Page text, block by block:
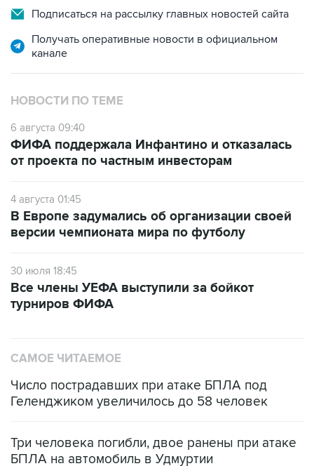
Подписаться на рассылку главных новостей сайта
Получать оперативные новости в официальном
канале
НОВОСТИ ПО ТЕМЕ
6 августа 09:40
ФИФА поддержала Инфантино и отказалась
от проекта по частным инвесторам
4 августа 01:45
В Европе задумались об организации своей
версии чемпионата мира по футболу
30 июля 18:45
Все члены УЕФА выступили за бойкот
турниров ФИФА
САМОЕ ЧИТАЕМОЕ
Число пострадавших при атаке БПЛА под
Геленджиком увеличилось до 58 человек
Три человека погибли, двое ранены при атаке
БПЛА на автомобиль в Удмуртии